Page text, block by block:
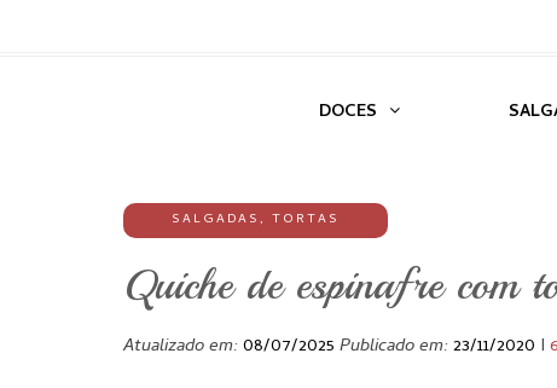
DOCES
SALGADAS, TORTAS
Quiche de espinafre com
Atualizado em:08/07/2025 Publicado em:23/11/2020 I